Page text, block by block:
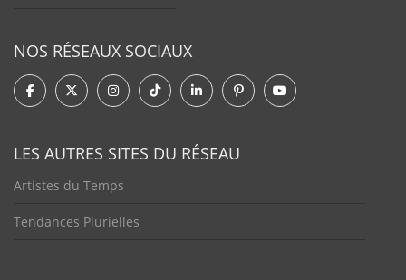
NOS RÉSEAUX SOCIAUX
LES AUTRES SITES DU RÉSEAU
Artistes du Temps
Tendances Plurielles